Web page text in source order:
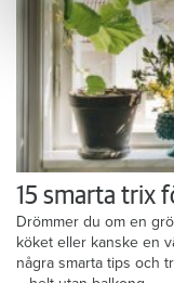
15 smarta trix
Drömmer du om en
köket eller kanske en
några smarta tips och